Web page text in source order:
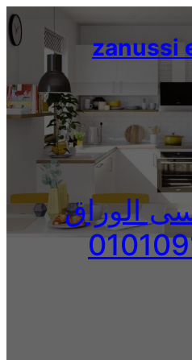
Skip
to
content
zanussi
الوراق